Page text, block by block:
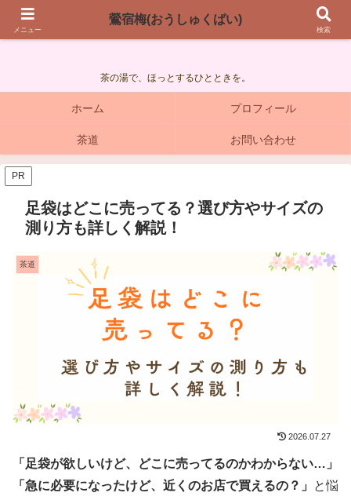
鶯宿梅(おうしゅくばい)
茶の湯で、ほっとするひとときを。
ホーム プロフィール
茶道 お問い合わせ
PR
足袋はどこに売ってる？選び方やサイズの
測り方も詳しく解説！
茶道
2026.07.27
「足袋が欲しいけど、どこに売ってるのかわからない…」
「急に必要になったけど、近くのお店で買えるの？」
と悩
メニュー
鶯宿梅(おうしゅくばい)
検索